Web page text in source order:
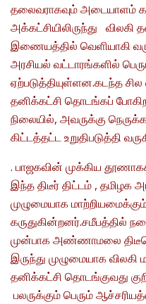
தலைவராகவும்
அக்கட்சியிலிருந்து
இணையத்தில் வெளியாகி
அரசியல் வட்டாரங்களில்
ஏற்படுத்தியுள்ளன.கடந்த
தனிக்கட்சி தொடங்கப்
நிலையில், அவருக்கு
கிட்டத்தட்ட உறுதிபடுத்தி
. பாஜகவின் முக்கிய
இந்த திடீர் திட்டம் , தமிழக
முழுமையாக
கருதுகின்றனர்.சமீபத்தில்
முன்பாக அண்ணாமலை
இருந்து முழுமையாக
தனிக்கட்சி தொடங்குவது
பலருக்கும் பெரும்